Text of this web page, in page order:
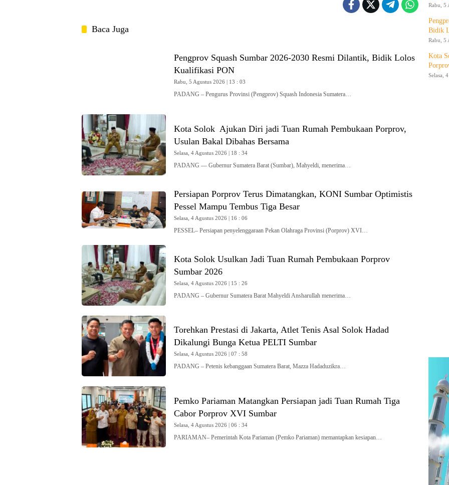
Baca Juga
Pengprov Squash Sumbar 2026-2030 Resmi Dilantik, Bidik Lolos
Kualifikasi PON
Rabu, 5 Agustus 2026 | 13 : 03
PADANG – Pengurus Provinsi (Pengprov) Squash Indonesia Sumatera…
Kota Solok Ajukan Diri jadi Tuan Rumah Pembukaan Porprov,
Usulan Bakal Dibahas Bersama
Selasa, 4 Agustus 2026 | 18 : 34
PADANG — Gubernur Sumatera Barat (Sumbar), Mahyeldi, menerima…
Persiapan Porprov Terus Dimatangkan, KONI Sumbar Optimistis
Pessel Mampu Tembus Tiga Besar
Selasa, 4 Agustus 2026 | 16 : 06
PESSEL– Persiapan penyelenggaraan Pekan Olahraga Provinsi (Porprov) XVI…
Kota Solok Usulkan Jadi Tuan Rumah Pembukaan Porprov
Sumbar 2026
Selasa, 4 Agustus 2026 | 15 : 26
PADANG – Gubernur Sumatera Barat Mahyeldi Ansharullah menerima…
Torehkan Prestasi di Jakarta, Atlet Tenis Asal Solok Hadad
Dikalungi Bunga Ketua PELTI Sumbar
Selasa, 4 Agustus 2026 | 07 : 58
PADANG – Petenis kebanggaan Sumatera Barat, Mazza Hadaduzikra…
Pemko Pariaman Matangkan Persiapan jadi Tuan Rumah Tiga
Cabor Porprov XVI Sumbar
Selasa, 4 Agustus 2026 | 06 : 34
PARIAMAN– Pemerintah Kota Pariaman (Pemko Pariaman) memantapkan kesiapan…
Rabu, 5
Bidik
Rabu, 5
Kota
Selasa,